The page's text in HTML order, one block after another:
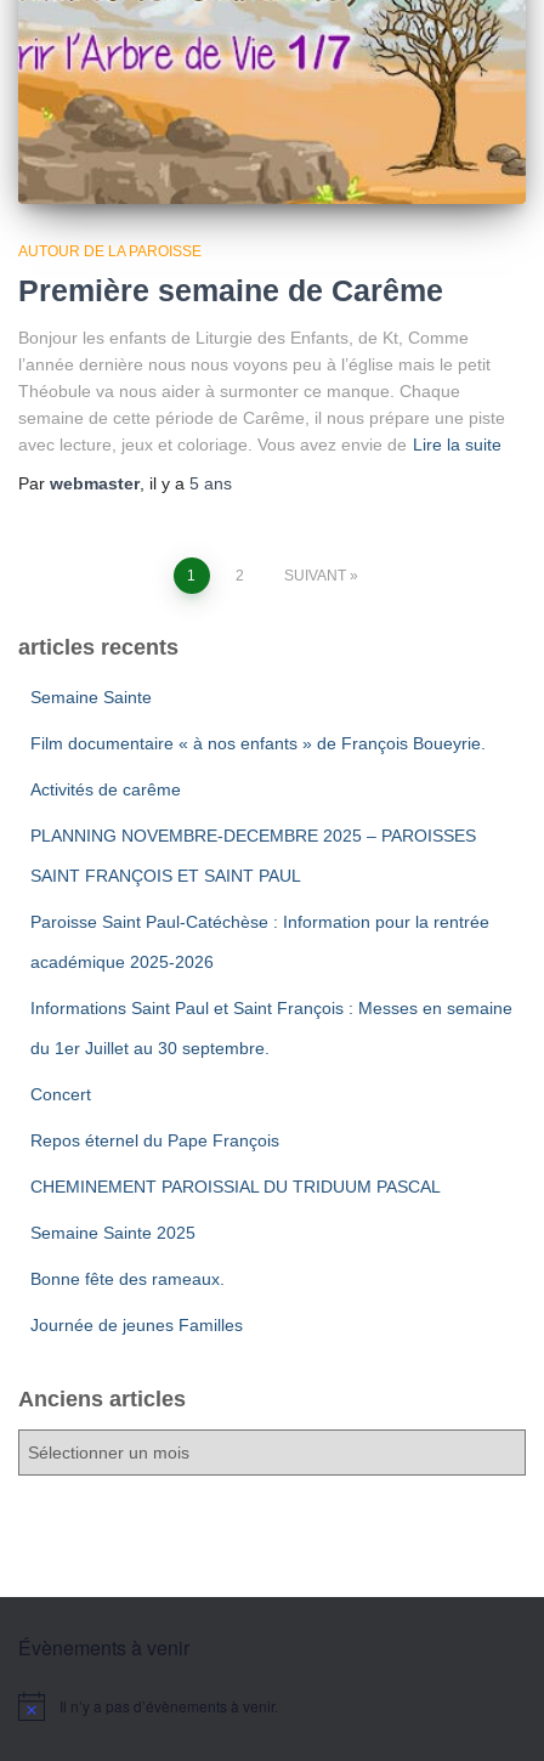
AUTOUR DE LA PAROISSE
Première semaine de Carême
Bonjour les enfants de Liturgie des Enfants, de Kt, Comme
l’année dernière nous nous voyons peu à l’église mais le petit
Théobule va nous aider à surmonter ce manque. Chaque
semaine de cette période de Carême, il nous prépare une piste
avec lecture, jeux et coloriage. Vous avez envie de Lire la suite
Par webmaster, il y a 5 ans
Pagination
des
publications
1 2 SUIVANT
articles recents
Semaine Sainte
Film documentaire « à nos enfants » de François Boueyrie.
Activités de carême
PLANNING NOVEMBRE-DECEMBRE 2025 – PAROISSES
SAINT FRANÇOIS ET SAINT PAUL
Paroisse Saint Paul-Catéchèse : Information pour la rentrée
académique 2025-2026
Informations Saint Paul et Saint François : Messes en semaine
du 1er Juillet au 30 septembre.
Concert
Repos éternel du Pape François
CHEMINEMENT PAROISSIAL DU TRIDUUM PASCAL
Semaine Sainte 2025
Bonne fête des rameaux.
Journée de jeunes Familles
Anciens articles
s
rÉvènements à venir
Notice Il n’y a pas d’évènements à venir.